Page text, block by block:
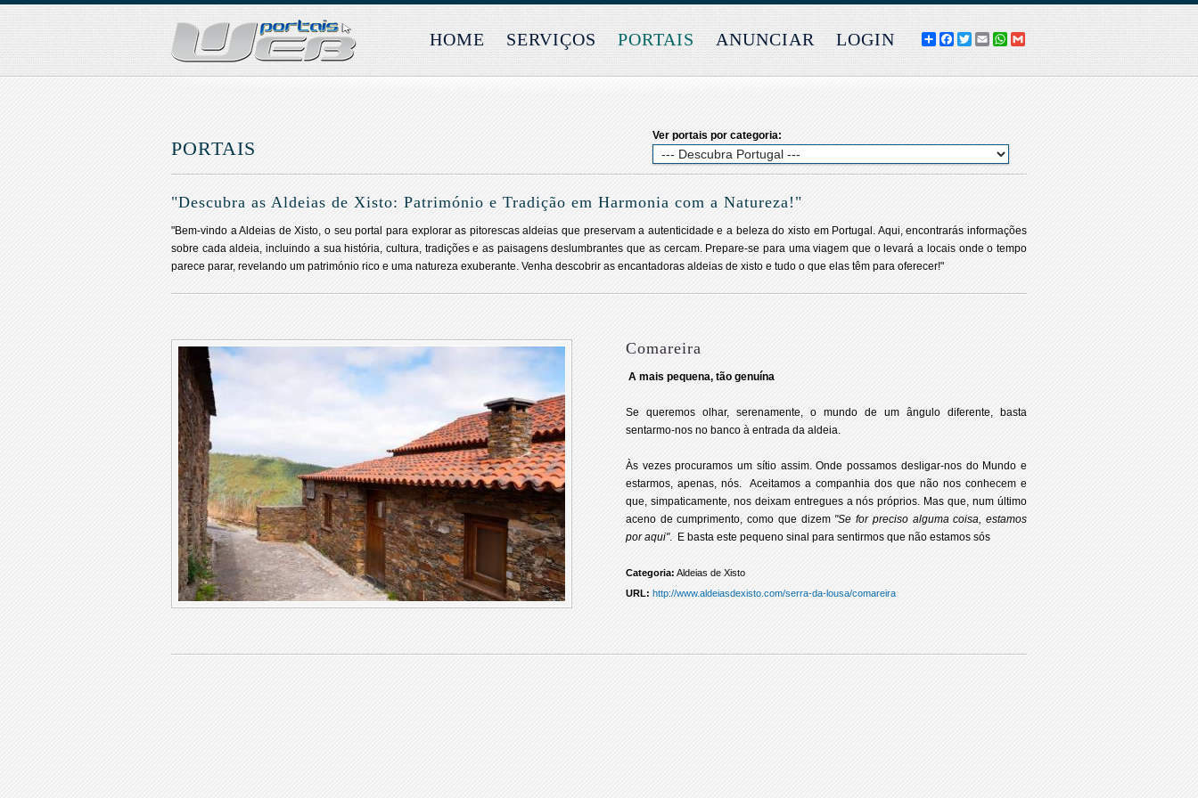
HOME SERVIÇOS PORTAIS ANUNCIAR LOGIN COMPARTILHE
FACEBOOK
TWITTER
EMAIL
WHATSAPP
GMAIL
PORTAIS
Ver portais por categoria:
"Descubra as Aldeias de Xisto: Património e Tradição em Harmonia com a Natureza!"
"Bem-vindo a Aldeias de Xisto, o seu portal para explorar as pitorescas aldeias que preservam a autenticidade e a beleza do xisto em Portugal. Aqui, encontrarás informações
sobre cada aldeia, incluindo a sua história, cultura, tradições e as paisagens deslumbrantes que as cercam. Prepare-se para uma viagem que o levará a locais onde o tempo
parece parar, revelando um património rico e uma natureza exuberante. Venha descobrir as encantadoras aldeias de xisto e tudo o que elas têm para oferecer!"
Comareira
A mais pequena, tão genuína
Se queremos olhar, serenamente, o mundo de um ângulo diferente, basta
sentarmo-nos no banco à entrada da aldeia.
Às vezes procuramos um sítio assim. Onde possamos desligar-nos do Mundo e
estarmos, apenas, nós. Aceitamos a companhia dos que não nos conhecem e
que, simpaticamente, nos deixam entregues a nós próprios. Mas que, num último
aceno de cumprimento, como que dizem "Se for preciso alguma coisa, estamos
por aqui". E basta este pequeno sinal para sentirmos que não estamos sós
Categoria: Aldeias de Xisto
URL: http://www.aldeiasdexisto.com/serra-da-lousa/comareira